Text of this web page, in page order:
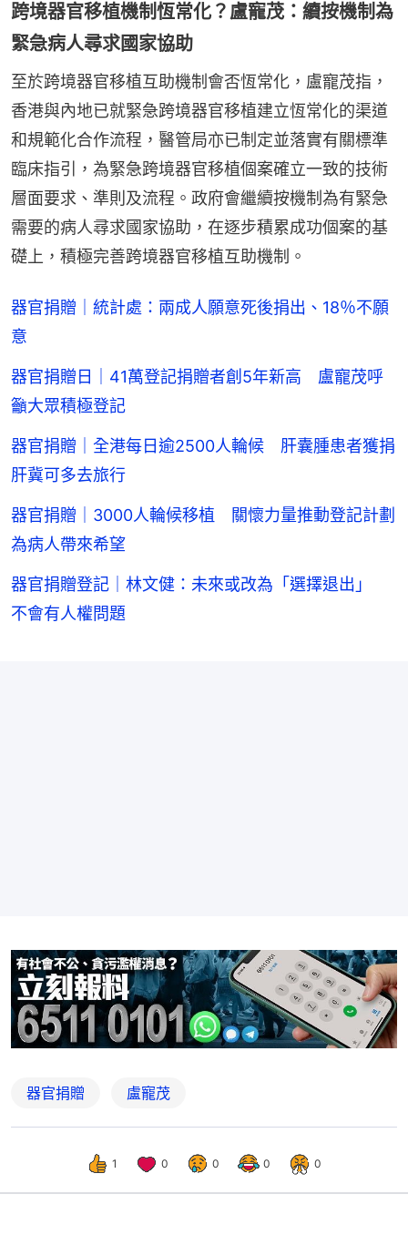
跨境器官移植機制恆常化？盧寵茂：續按機制為
緊急病人尋求國家協助
至於跨境器官移植互助機制會否恆常化，盧寵茂指，
香港與內地已就緊急跨境器官移植建立恆常化的渠道
和規範化合作流程，醫管局亦已制定並落實有關標準
臨床指引，為緊急跨境器官移植個案確立一致的技術
層面要求、準則及流程。政府會繼續按機制為有緊急
需要的病人尋求國家協助，在逐步積累成功個案的基
礎上，積極完善跨境器官移植互助機制。
器官捐贈｜統計處：兩成人願意死後捐出、18％不願
意
器官捐贈日｜41萬登記捐贈者創5年新高 盧寵茂呼
籲大眾積極登記
器官捐贈｜全港每日逾2500人輪候 肝囊腫患者獲捐
肝冀可多去旅行
器官捐贈｜3000人輪候移植 關懷力量推動登記計劃
為病人帶來希望
器官捐贈登記｜林文健：未來或改為「選擇退出」
不會有人權問題
器官捐贈 盧寵茂
1 0 0 0 0